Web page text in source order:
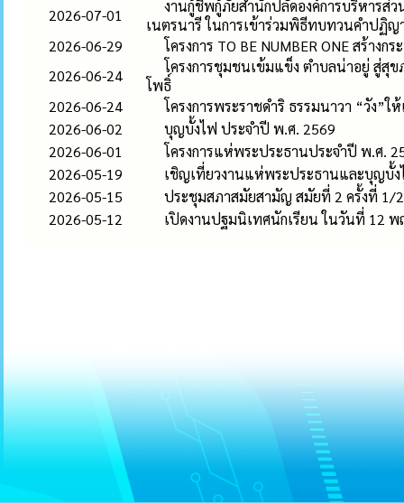
2026-07-01
งานกู้ชีพกู้ภัยสำนักปลัดองค์การบริหารส่ว
เนตรนารี ในการเข้าร่วมพิธีทบทวนคำปฏิ
2026-06-29
โครงการ TO BE NUMBER ONE สร้า
2026-06-24
โครงการชุมชนเข้มแข็ง ตำบลน่าอยู่ สู่สุ
โพธิ์
2026-06-24
โครงการพระราชดำริ ธรรมนาวา “วัง”
2026-06-02
บุญบั้งไฟ ประจำปี พ.ศ. 2569
2026-06-01
โครงการแห่พระประธานประจำปี พ.ศ.
2026-05-19
เชิญเที่ยวงานแห่พระประธานและบุญบั้ง
2026-05-15
ประชุมสภาสมัยสามัญ สมัยที่ 2 ครั้งที่ 1/
2026-05-12
เปิดงานปฐมนิเทศนักเรียน ในวันที่ 12